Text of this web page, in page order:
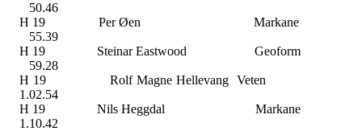
50.46
H 19
Per Øen
Markane
55.39
H 19
Steinar Eastwood
Geoform
59.28
H 19
Rolf Magne Hellevang
Veten
1.02.54
H 19
Nils Heggdal
Markane
1.10.42